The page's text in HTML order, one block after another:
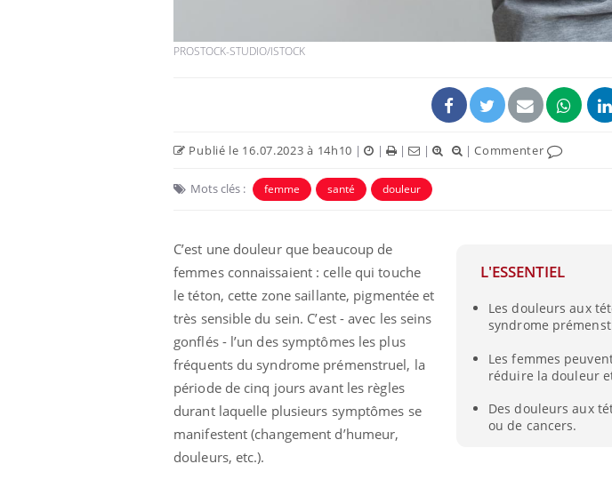
PROSTOCK-STUDIO/ISTOCK
Publié le 16.07.2023 à 14h10 | | | | |Commenter
Mots clés : femme santé douleur
L'ESSENTIEL
Les douleurs aux
syndrome
Les femmes
réduire la douleur
Des douleurs aux
ou de cancers.
C’est une douleur que beaucoup de
femmes connaissaient : celle qui touche
le téton, cette zone saillante, pigmentée et
très sensible du sein. C’est - avec les seins
gonflés - l’un des symptômes les plus
fréquents du syndrome prémenstruel, la
période de cinq jours avant les règles
durant laquelle plusieurs symptômes se
manifestent (changement d’humeur,
douleurs, etc.).
Eczéma Chronique des Mains :
expliquer ma maladieYoutube
Il y a des sujets qui sont faciles à aborder...
d'autres non ! D'un côté, poser des
questions sur la maladie d'un proche c'est
Carence en fer : comprendre pour
prévenir Youtube
Fatigue, irritabilité, brouillard mental
même alopécie… Les symptômes de la
carence en fer sont multiples ce qui la
...